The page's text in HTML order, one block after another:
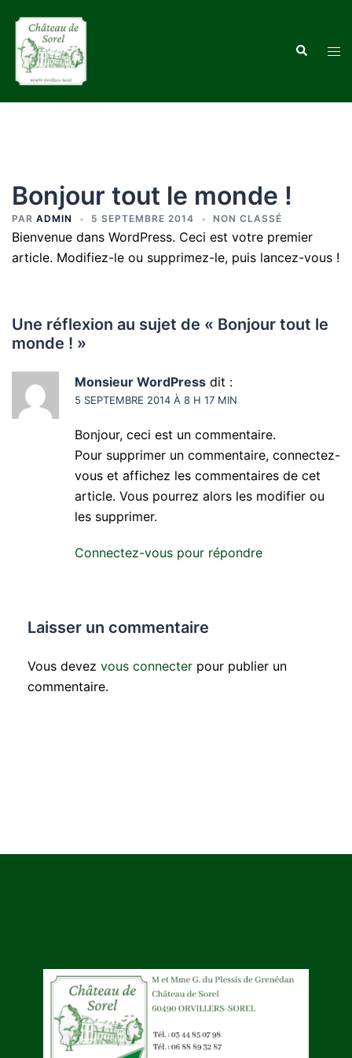
contenu
Bonjour tout le monde !
PAR ADMIN 5 SEPTEMBRE 2014 NON CLASSÉ
Bienvenue dans WordPress. Ceci est votre premier
article. Modifiez-le ou supprimez-le, puis lancez-vous !
Une réflexion au sujet de « Bonjour tout le
monde ! »
Monsieur WordPress dit :
5 SEPTEMBRE 2014 À 8 H 17 MIN
Bonjour, ceci est un commentaire.
Pour supprimer un commentaire, connectez-
vous et affichez les commentaires de cet
article. Vous pourrez alors les modifier ou
les supprimer.
Connectez-vous pour répondre
Laisser un commentaire
Vous devez vous connecter pour publier un
commentaire.